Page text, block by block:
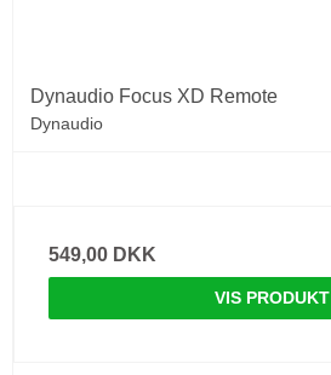
Dynaudio Focus XD Remote
Dynaudio
549,00 DKK
VIS PRODUKT